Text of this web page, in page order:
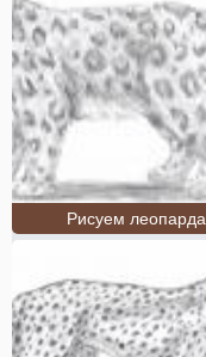
Рисуем леопарда